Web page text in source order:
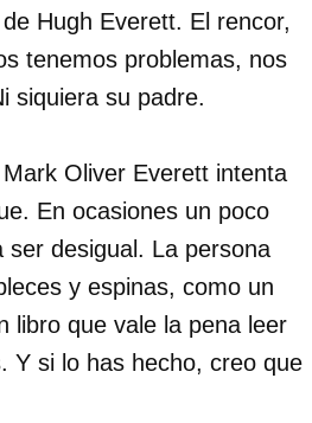
Hugh Everett. El rencor,
tenemos problemas, nos
siquiera su padre.
Oliver Everett intenta
En ocasiones un poco
ser desigual. La persona
y espinas, como un
libro que vale la pena leer
Y si lo has hecho, creo que